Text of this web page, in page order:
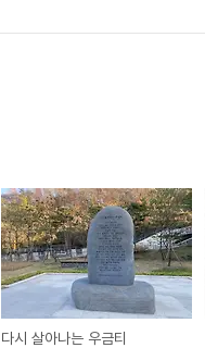
다시 살아나는 우금티